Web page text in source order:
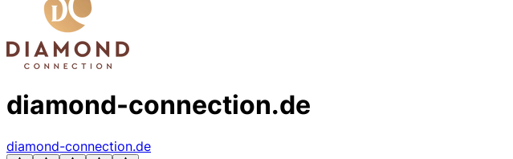
diamond-connection.de
diamond-connection.de